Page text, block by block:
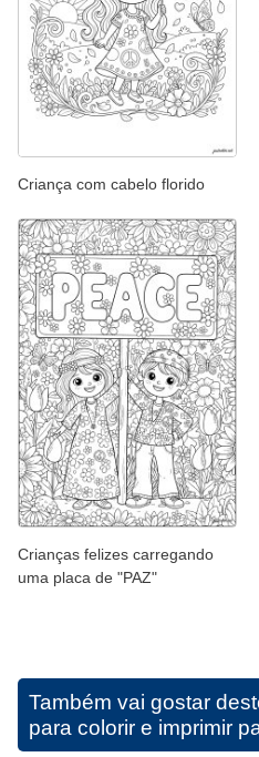
Criança com cabelo florido
Crianças felizes carregando
uma placa de "PAZ"
Também vai gostar
para colorir e imprimir